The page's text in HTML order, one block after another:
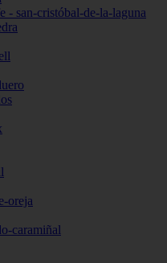
- san-cristóbal-de-la-laguna
oreja
caramiñal